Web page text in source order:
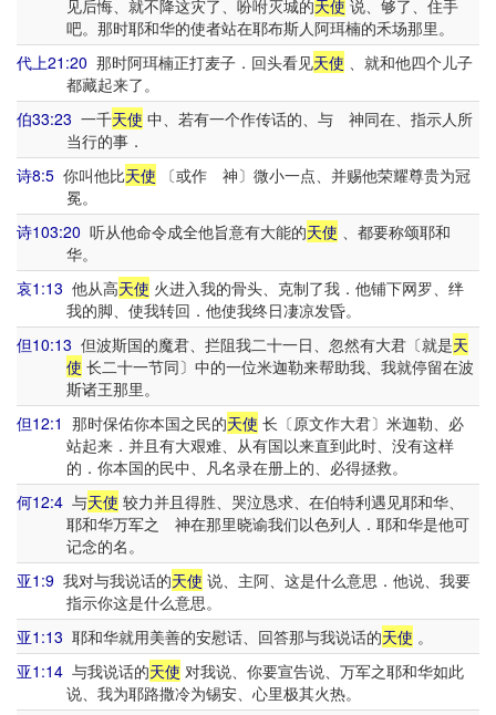
见后悔、就不降这灾了、吩咐灭城的天使 说、够了、住手
吧。那时耶和华的使者站在耶布斯人阿珥楠的禾场那里。
代上21:20 那时阿珥楠正打麦子．回头看见天使 、就和他四个儿子
都藏起来了。
伯33:23 一千天使 中、若有一个作传话的、与 神同在、指示人所
当行的事．
诗8:5 你叫他比天使 〔或作 神〕微小一点、并赐他荣耀尊贵为冠
冕。
诗103:20 听从他命令成全他旨意有大能的天使 、都要称颂耶和
华。
哀1:13 他从高天使 火进入我的骨头、克制了我．他铺下网罗、绊
我的脚、使我转回．他使我终日凄凉发昏。
但10:13 但波斯国的魔君、拦阻我二十一日、忽然有大君〔就是天
使 长二十一节同〕中的一位米迦勒来帮助我、我就停留在波
斯诸王那里。
但12:1 那时保佑你本国之民的天使 长〔原文作大君〕米迦勒、必
站起来．并且有大艰难、从有国以来直到此时、没有这样
的．你本国的民中、凡名录在册上的、必得拯救。
何12:4 与天使 较力并且得胜、哭泣恳求、在伯特利遇见耶和华、
耶和华万军之 神在那里晓谕我们以色列人．耶和华是他可
记念的名。
亚1:9 我对与我说话的天使 说、主阿、这是什么意思．他说、我要
指示你这是什么意思。
亚1:13 耶和华就用美善的安慰话、回答那与我说话的天使 。
亚1:14 与我说话的天使 对我说、你要宣告说、万军之耶和华如此
说、我为耶路撒冷为锡安、心里极其火热。